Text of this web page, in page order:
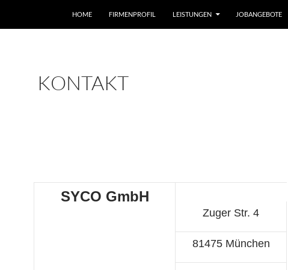
HOME
FIRMENPROFIL LEISTUNGEN JOBANGEBOTE
KONTAKT
SYCO GmbH
Zuger Str. 4
81475 München